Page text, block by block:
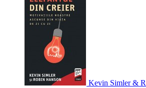
Kevin Simler &